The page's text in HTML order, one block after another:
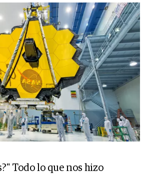
Todo lo que nos hizo